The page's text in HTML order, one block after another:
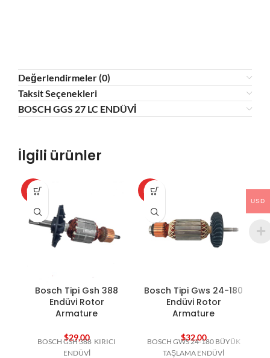
Değerlendirmeler (0)
Taksit Seçenekleri
BOSCH GGS 27 LC ENDÜVİ
İlgili ürünler
HOT
Bosch Tipi Gsh 388
Endüvi Rotor
Armature
$29,00
BOSCH GSH 388 KIRICI
ENDÜVİ
HOT
Bosch Tipi Gws 24-180
Endüvi Rotor
Armature
$32,00
BOSCH GWS 24-180 BÜYÜK
TAŞLAMA ENDÜVİ
USD